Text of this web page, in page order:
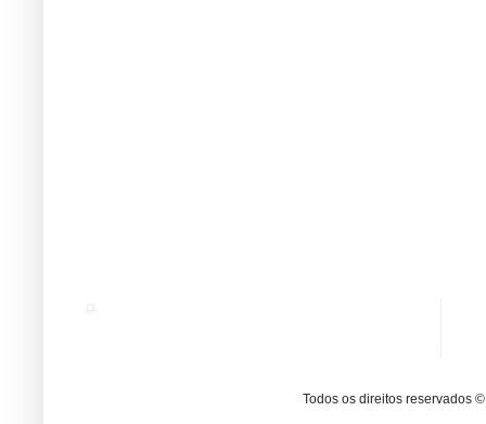
Todos os direitos reservados